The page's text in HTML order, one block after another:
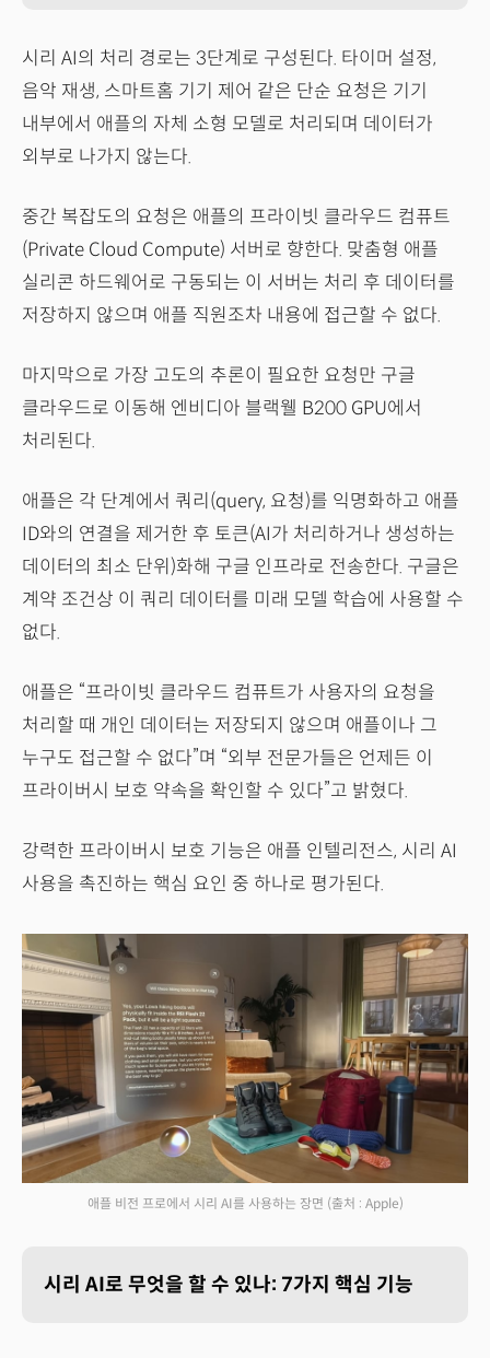
시리 AI의 처리 경로는 3단계로 구성된다. 타이머 설정,
음악 재생, 스마트홈 기기 제어 같은 단순 요청은 기기
내부에서 애플의 자체 소형 모델로 처리되며 데이터가
외부로 나가지 않는다.
중간 복잡도의 요청은 애플의 프라이빗 클라우드 컴퓨트
(Private Cloud Compute) 서버로 향한다. 맞춤형 애플
실리콘 하드웨어로 구동되는 이 서버는 처리 후 데이터를
저장하지 않으며 애플 직원조차 내용에 접근할 수 없다.
마지막으로 가장 고도의 추론이 필요한 요청만 구글
클라우드로 이동해 엔비디아 블랙웰 B200 GPU에서
처리된다.
애플은 각 단계에서 쿼리(query, 요청)를 익명화하고 애플
ID와의 연결을 제거한 후 토큰(AI가 처리하거나 생성하는
데이터의 최소 단위)화해 구글 인프라로 전송한다. 구글은
계약 조건상 이 쿼리 데이터를 미래 모델 학습에 사용할 수
없다.
애플은 “프라이빗 클라우드 컴퓨트가 사용자의 요청을
처리할 때 개인 데이터는 저장되지 않으며 애플이나 그
누구도 접근할 수 없다”며 “외부 전문가들은 언제든 이
프라이버시 보호 약속을 확인할 수 있다”고 밝혔다.
강력한 프라이버시 보호 기능은 애플 인텔리전스, 시리 AI
사용을 촉진하는 핵심 요인 중 하나로 평가된다.
애플 비전 프로에서 시리 AI를 사용하는 장면 (출처 : Apple)
시리 AI로 무엇을 할 수 있나: 7가지 핵심 기능